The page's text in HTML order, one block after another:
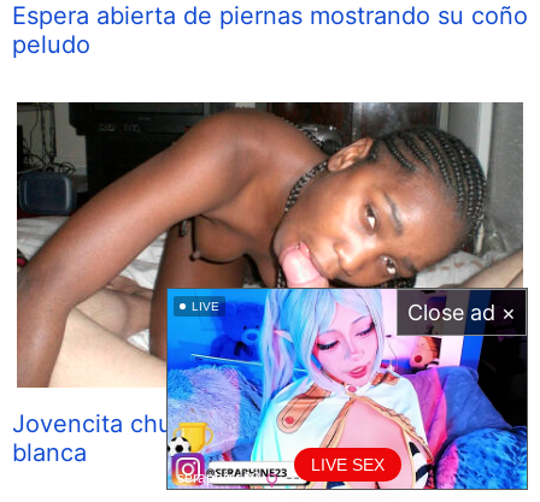
LIVE SEX
LIVE
seraphine23
Close ad ×
Espera abierta de piernas mostrando su coño
peludo
Jovencita chupando y montando una polla
blanca